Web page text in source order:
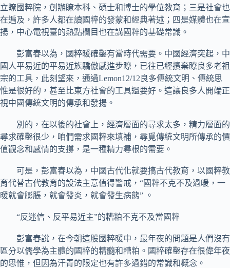
立瞭國粹院，創辦瞭本科、碩士和博士的學位教育；三是社會也
在遍及，許多人都在讀國粹的發蒙和經典著述；四是媒體也在宣
揚，中心電視臺的熱點欄目也在講國粹的基礎常識。
彭富春以為，國粹暖確鑿有當時代需要。中國經濟突起，中
國人平易近的平易近族驕傲感進步瞭，已往已經擯棄瞭良多老祖
宗的工具，此刻望來，通過Lemon12/12良多傳統文明、傳統思
惟是很好的，甚至比東方社會的工具還要好。這讓良多人開端正
視中國傳統文明的傳承和發揚。
別的，在以後的社會上，經濟層面的尋求太多，精力層面的
尋求確鑿很少，咱們需求國粹來填補，尋覓傳統文明所傳承的價
值觀念和感情的支撐，是一種精力尋根的需要。
可是，彭富春以為，中國古代化就要搞古代教育，以國粹教
育代替古代教育的設法主意值得警戒，“國粹不克不及過暖，一
暖就會膨脹，就會發炎，就會發生病態” 。
“反迷信、反平易近主”的糟粕不克不及當國粹
彭富春說，在今朝這股國粹暖中，最年夜的問題是人們沒有
區分以儒學為主體的國粹的精髓和糟粕。國粹確鑿存在很偉年夜
的思惟，但因為汗青的限定也有許多過錯的常識和概念。